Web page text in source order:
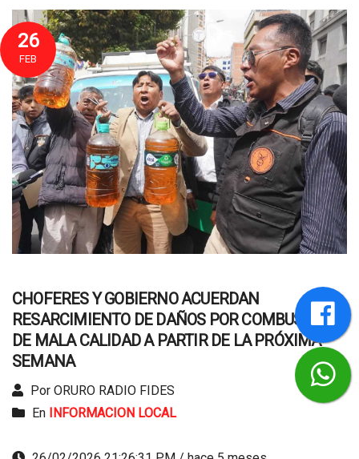
26
FEB
CHOFERES Y GOBIERNO ACUERDAN
RESARCIMIENTO DE DAÑOS POR COMBUSTIBLE
DE MALA CALIDAD A PARTIR DE LA PRÓXIMA
SEMANA
Por ORURO RADIO FIDES
En
INFORMACION LOCAL